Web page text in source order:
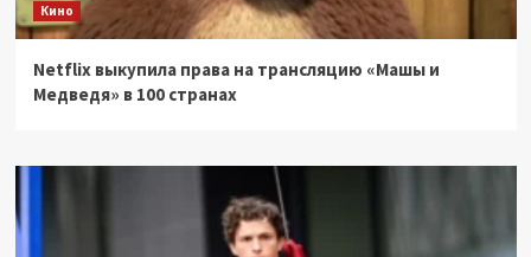
Кино
Netflix выкупила права на трансляцию «Машы и
Медведя» в 100 странах